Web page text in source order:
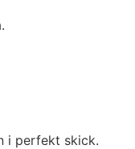
i perfekt skick.